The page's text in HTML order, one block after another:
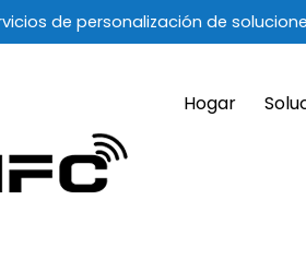
de personalización de
Hogar